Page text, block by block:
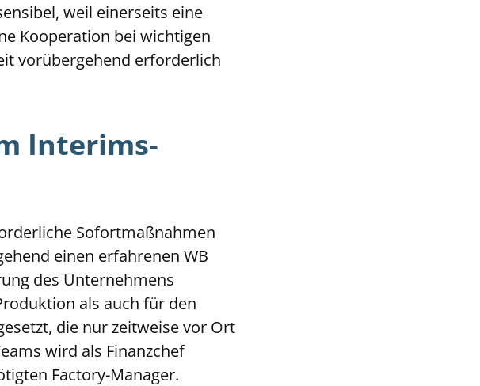
weil einerseits eine
Kooperation bei wichtigen
vorübergehend erforderlich
Interims-
Sofortmaßnahmen
einen erfahrenen WB
des Unternehmens
als auch für den
die nur zeitweise vor Ort
wird als Finanzchef
Factory-Manager.